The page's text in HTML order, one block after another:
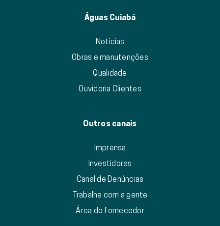
Águas Cuiabá
Notícias
Obras e manutenções
Qualidade
Ouvidoria Clientes
Outros canais
Imprensa
Investidores
Canal de Denúncias
Trabalhe com a gente
Área do fornecedor